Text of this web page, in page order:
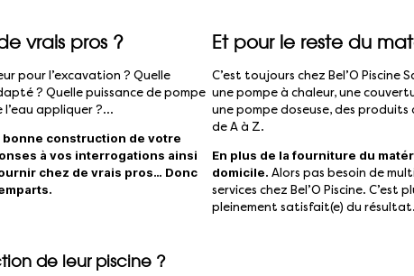
vrais pros ?
pour l’excavation ? Quelle
? Quelle puissance de pompe
appliquer ?…
bonne construction de votre
à vos interrogations ainsi
chez de vrais pros… Donc
Et pour le reste du
C’est toujours chez Bel’O
une pompe à chaleur, une
une pompe doseuse, des
de A à Z.
En plus de la fourniture du
domicile. Alors pas besoin de
services chez Bel’O Piscine.
pleinement satisfait(e) du
de leur piscine ?